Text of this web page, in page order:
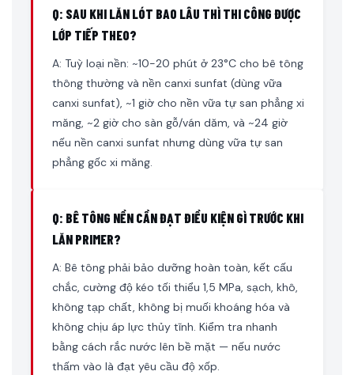
Q: SAU KHI LĂN LÓT BAO LÂU THÌ THI CÔNG ĐƯỢC
LỚP TIẾP THEO?
A: Tuỳ loại nền: ~10-20 phút ở 23°C cho bê tông
thông thường và nền canxi sunfat (dùng vữa
canxi sunfat), ~1 giờ cho nền vữa tự san phẳng xi
măng, ~2 giờ cho sàn gỗ/ván dăm, và ~24 giờ
nếu nền canxi sunfat nhưng dùng vữa tự san
phẳng gốc xi măng.
Q: BÊ TÔNG NỀN CẦN ĐẠT ĐIỀU KIỆN GÌ TRƯỚC KHI
LĂN PRIMER?
A: Bê tông phải bảo dưỡng hoàn toàn, kết cấu
chắc, cường độ kéo tối thiểu 1,5 MPa, sạch, khô,
không tạp chất, không bị muối khoáng hóa và
không chịu áp lực thủy tĩnh. Kiểm tra nhanh
bằng cách rắc nước lên bề mặt — nếu nước
thấm vào là đạt yêu cầu độ xốp.